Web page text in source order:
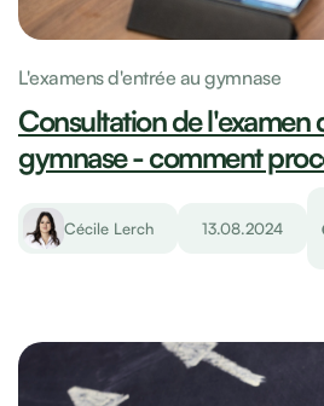
L'examens d'entrée au gymnase
Consultation de l'examen
gymnase - comment
Cécile Lerch 13.08.2024